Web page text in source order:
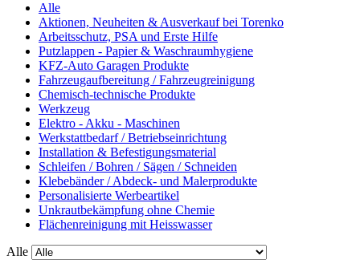
Alle
Aktionen, Neuheiten & Ausverkauf bei Torenko
Arbeitsschutz, PSA und Erste Hilfe
Putzlappen - Papier & Waschraumhygiene
KFZ-Auto Garagen Produkte
Fahrzeugaufbereitung / Fahrzeugreinigung
Chemisch-technische Produkte
Werkzeug
Elektro - Akku - Maschinen
Werkstattbedarf / Betriebseinrichtung
Installation & Befestigungsmaterial
Schleifen / Bohren / Sägen / Schneiden
Klebebänder / Abdeck- und Malerprodukte
Personalisierte Werbeartikel
Unkrautbekämpfung ohne Chemie
Flächenreinigung mit Heisswasser
Alle